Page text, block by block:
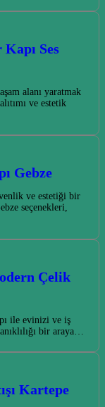
Ses
alanı yaratmak
ve estetik
Gebze
ve estetiği bir
seçenekleri,
Çelik
ile evinizi ve iş
bir araya…
Kartepe